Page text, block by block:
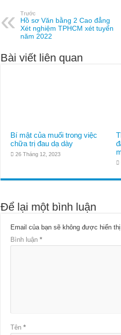
Trước
Hồ sơ Văn bằng 2 Cao đẳng
Xét nghiệm TPHCM xét tuyển
năm 2022
Bài viết liên quan
Bí mật của muối trong việc
chữa trị đau dạ dày
26 Tháng 12, 2023
Để lại một bình luận
Email của bạn sẽ không được hiển
Bình luận *
Tên *